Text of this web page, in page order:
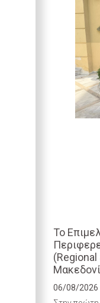
Το
06/08/2026